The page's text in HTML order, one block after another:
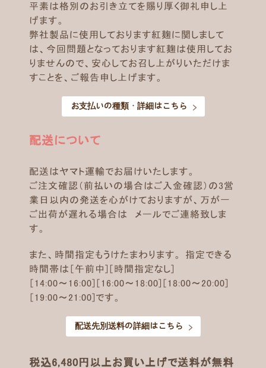
平素は格別のお引き立てを賜り厚く御礼申し上
げます。
弊社製品に使用しております紅麹に関しまして
は、今回問題となっております紅麹は使用してお
りませんので、安心してお召し上がりいただけま
すことを、ご報告申し上げます。
お支払いの種類・詳細はこちら
配送について
配送はヤマト運輸でお届けいたします。
ご注文確認（前払いの場合はご入金確認）の3営
業日以内の発送を心がけておりますが、万が一
ご出荷が遅れる場合は メールでご連絡致しま
す。
また、時間指定もうけたまわります。 指定できる
時間帯は［午前中]［時間指定なし]
［14:00～16:00]［16:00～18:00]［18:00～20:00]
［19:00～21:00]です。
配送先別送料の詳細はこちら
税込6,480円以上お買い上げで送料が無料